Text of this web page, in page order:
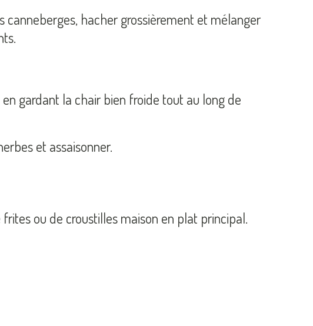
canneberges, hacher grossièrement et mélanger
gardant la chair bien froide tout au long de
et assaisonner.
ou de croustilles maison en plat principal.